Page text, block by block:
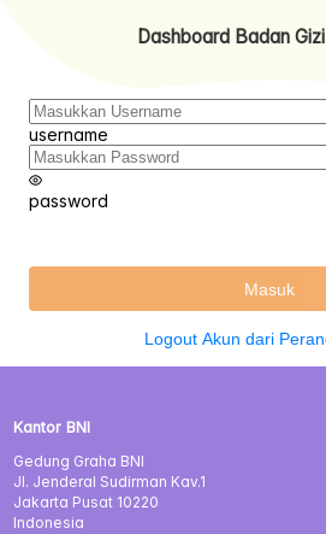
Dashboard Badan
username
password
Masuk
Logout Akun dari
Kantor BNI
Gedung Graha BNI
Jl. Jenderal Sudirman Kav.1
Jakarta Pusat 10220
Indonesia